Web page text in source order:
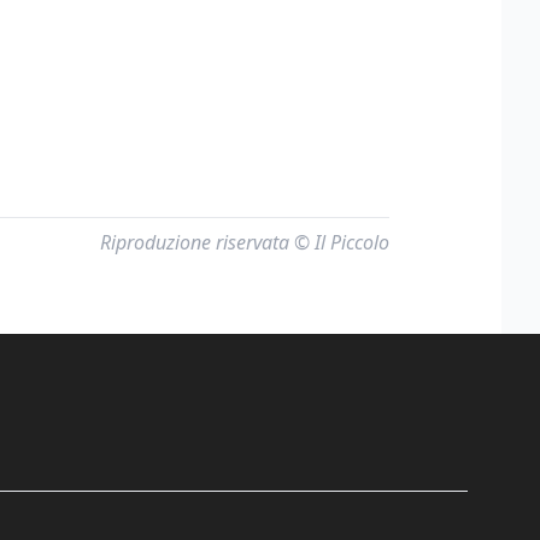
Riproduzione riservata © Il Piccolo